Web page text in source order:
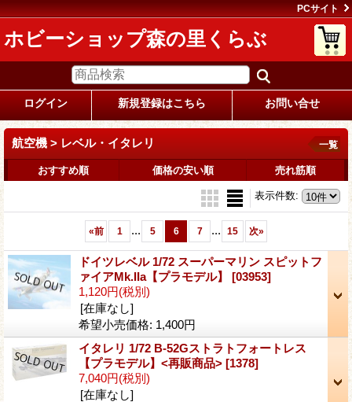
PCサイト
ホビーショップ森の里くらぶ
ログイン 新規登録はこちら お問い合せ
航空機 > レベル・イタレリ 一覧
おすすめ順 価格の安い順 売れ筋順
表示件数:
«前 1 ... 5 6 7 ... 15 次»
ドイツレベル 1/72 スーパーマリン スピットフ
ァイアMk.IIa【プラモデル】 [03953]
1,120円(税別)
[在庫なし]
希望小売価格: 1,400円
イタレリ 1/72 B-52Gストラトフォートレス
【プラモデル】<再販商品> [1378]
7,040円(税別)
[在庫なし]